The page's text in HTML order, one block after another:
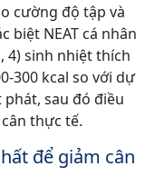
cường độ tập và
biệt NEAT cá nhân
4) sinh nhiệt thích
300 kcal so với dự
sau đó điều
thực tế.
để giảm cân